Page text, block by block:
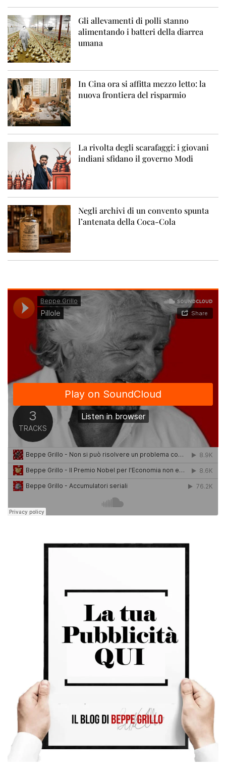
Gli allevamenti di polli stanno
alimentando i batteri della diarrea
umana
In Cina ora si affitta mezzo letto: la
nuova frontiera del risparmio
La rivolta degli scarafaggi: i giovani
indiani sfidano il governo Modi
Negli archivi di un convento spunta
l’antenata della Coca-Cola